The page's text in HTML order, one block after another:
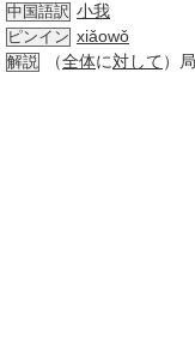
中国語訳 小我
ピンイン xiǎowǒ
解説 （全体に対して）